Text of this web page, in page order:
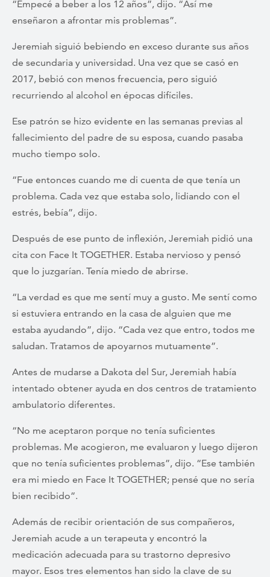
“Empecé a beber a los 12 años”, dijo. “Así me
enseñaron a afrontar mis problemas”.
Jeremiah siguió bebiendo en exceso durante sus años
de secundaria y universidad. Una vez que se casó en
2017, bebió con menos frecuencia, pero siguió
recurriendo al alcohol en épocas difíciles.
Ese patrón se hizo evidente en las semanas previas al
fallecimiento del padre de su esposa, cuando pasaba
mucho tiempo solo.
“Fue entonces cuando me di cuenta de que tenía un
problema. Cada vez que estaba solo, lidiando con el
estrés, bebía”, dijo.
Después de ese punto de inflexión, Jeremiah pidió una
cita con Face It TOGETHER. Estaba nervioso y pensó
que lo juzgarían. Tenía miedo de abrirse.
“La verdad es que me sentí muy a gusto. Me sentí como
si estuviera entrando en la casa de alguien que me
estaba ayudando”, dijo. “Cada vez que entro, todos me
saludan. Tratamos de apoyarnos mutuamente”.
Antes de mudarse a Dakota del Sur, Jeremiah había
intentado obtener ayuda en dos centros de tratamiento
ambulatorio diferentes.
“No me aceptaron porque no tenía suficientes
problemas. Me acogieron, me evaluaron y luego dijeron
que no tenía suficientes problemas”, dijo. “Ese también
era mi miedo en Face It TOGETHER; pensé que no sería
bien recibido”.
Además de recibir orientación de sus compañeros,
Jeremiah acude a un terapeuta y encontró la
medicación adecuada para su trastorno depresivo
mayor. Esos tres elementos han sido la clave de su